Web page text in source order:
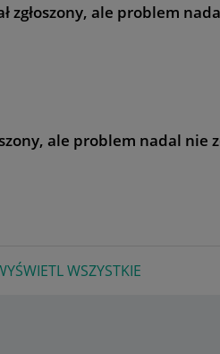
zgłoszony, ale problem
ale problem nadal nie
WSZYSTKIE